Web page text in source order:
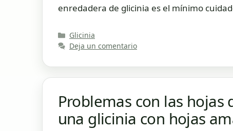
enredadera de glicinia es el mínimo
Categorías
Glicinia
Deja un comentario
Problemas con las hojas
una glicinia con hojas